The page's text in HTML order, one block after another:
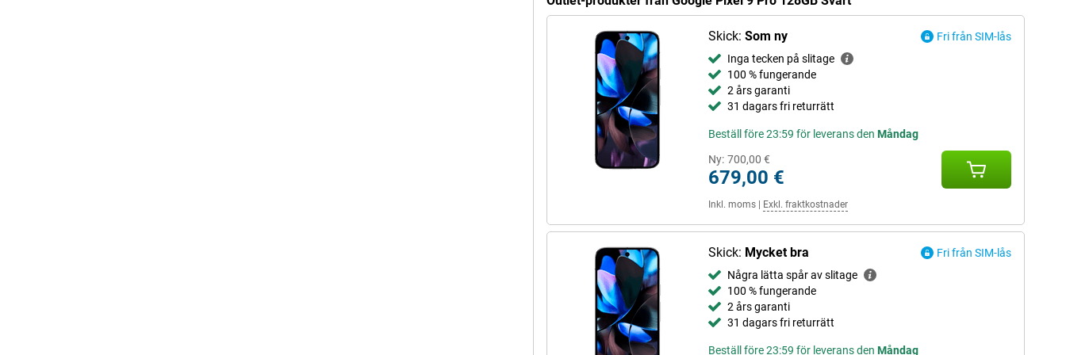
Skick: Som ny
Fri från SIM-lås
Inga tecken på slitage
100 % fungerande
2 års garanti
31 dagars fri returrätt
Beställ före 23:59 för leverans den Måndag
Ny: 700,00 €
679,00 €
Inkl. moms| Exkl. fraktkostnader
Skick: Mycket bra
Fri från SIM-lås
Några lätta spår av slitage
100 % fungerande
2 års garanti
31 dagars fri returrätt
Beställ före 23:59 för leverans den Måndag